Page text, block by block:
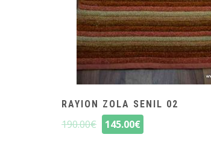
RAYION ZOLA SENIL 02
190.00€ 145.00€